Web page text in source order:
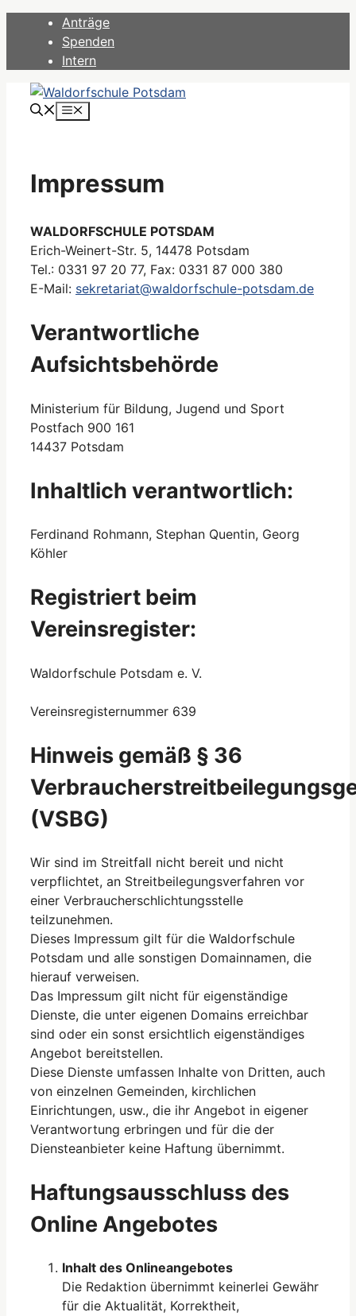
springen
Anträge
Spenden
Intern
Menü
Impressum
WALDORFSCHULE POTSDAM
Erich-Weinert-Str. 5, 14478 Potsdam
Tel.: 0331 97 20 77, Fax: 0331 87 000 380
E-Mail: sekretariat@waldorfschule-potsdam.de
Verantwortliche
Aufsichtsbehörde
Ministerium für Bildung, Jugend und Sport
Postfach 900 161
14437 Potsdam
Inhaltlich verantwortlich:
Ferdinand Rohmann, Stephan Quentin, Georg
Köhler
Registriert beim
Vereinsregister:
Waldorfschule Potsdam e. V.
Vereinsregisternummer 639
Hinweis gemäß § 36
(VSBG)
Wir sind im Streitfall nicht bereit und nicht
verpflichtet, an Streitbeilegungsverfahren vor
einer Verbraucherschlichtungsstelle
teilzunehmen.
Dieses Impressum gilt für die Waldorfschule
Potsdam und alle sonstigen Domainnamen, die
hierauf verweisen.
Das Impressum gilt nicht für eigenständige
Dienste, die unter eigenen Domains erreichbar
sind oder ein sonst ersichtlich eigenständiges
Angebot bereitstellen.
Diese Dienste umfassen Inhalte von Dritten, auch
von einzelnen Gemeinden, kirchlichen
Einrichtungen, usw., die ihr Angebot in eigener
Verantwortung erbringen und für die der
Diensteanbieter keine Haftung übernimmt.
Haftungsausschluss des
Online Angebotes
Inhalt des Onlineangebotes
Die Redaktion übernimmt keinerlei Gewähr
für die Aktualität, Korrektheit,